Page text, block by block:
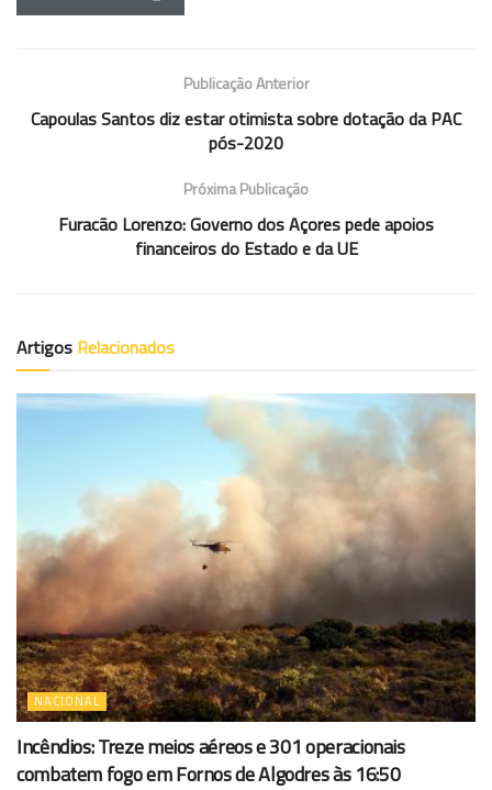
Publicação Anterior
Capoulas Santos diz estar otimista sobre dotação da PAC
pós-2020
Próxima Publicação
Furacão Lorenzo: Governo dos Açores pede apoios
financeiros do Estado e da UE
Artigos Relacionados
NACIONAL
Incêndios: Treze meios aéreos e 301 operacionais
combatem fogo em Fornos de Algodres às 16:50